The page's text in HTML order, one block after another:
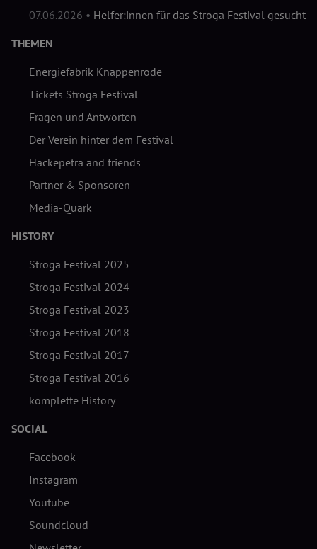
07.06.2026 • Helfer:innen für das Stroga Festival gesucht
THEMEN
Energiefabrik Knappenrode
Tickets Stroga Festival
Fragen und Antworten
Der Verein hinter dem Festival
Hackepetra and friends
Partner & Sponsoren
Media-Quark
HISTORY
Stroga Festival 2025
Stroga Festival 2024
Stroga Festival 2023
Stroga Festival 2018
Stroga Festival 2017
Stroga Festival 2016
komplette History
SOCIAL
Facebook
Instagram
Youtube
Soundcloud